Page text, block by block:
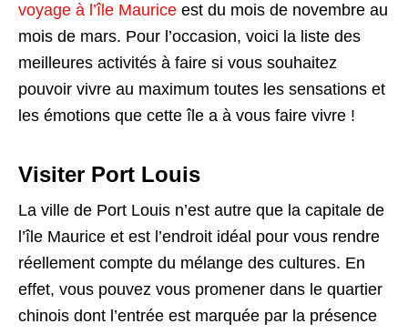
voyage à l’île Maurice est du mois de novembre au
mois de mars. Pour l’occasion, voici la liste des
meilleures activités à faire si vous souhaitez
pouvoir vivre au maximum toutes les sensations et
les émotions que cette île a à vous faire vivre !
Visiter Port Louis
La ville de Port Louis n’est autre que la capitale de
l’île Maurice et est l’endroit idéal pour vous rendre
réellement compte du mélange des cultures. En
effet, vous pouvez vous promener dans le quartier
chinois dont l’entrée est marquée par la présence